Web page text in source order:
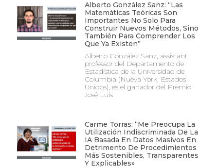
Alberto González Sanz: “Las
Matemáticas Teóricas Son
Importantes No Solo Para
Construir Nuevos Métodos, Sino
También Para Comprender Los
Que Ya Existen”
Alberto González Sanz, assistant
professor del Departamento de
Estadística de la Universidad de
Columbia (Nueva York, Estados
Unidos), es el ganador del Premio
José Luis
Carme Torras: “Me Preocupa La
Utilización Indiscriminada De La
IA Basada En Datos Masivos En
Detrimento De Procedimientos
Más Sostenibles, Transparentes
Y Explicables»